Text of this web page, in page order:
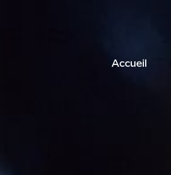
Accueil